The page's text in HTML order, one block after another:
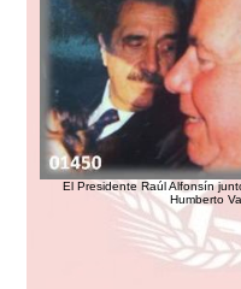
El Presidente Raúl Alfonsín
Humberto